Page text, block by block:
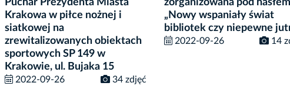
Puchar Prezydenta Miasta
Krakowa w piłce nożnej i
siatkowej na
zrewitalizowanych obiektach
sportowych SP 149 w
Krakowie, ul. Bujaka 15
2022-09-26 34 zdjęć
zorganizowana pod hasłem
„Nowy wspaniały świat
bibliotek czy niepewne
2022-09-26 14